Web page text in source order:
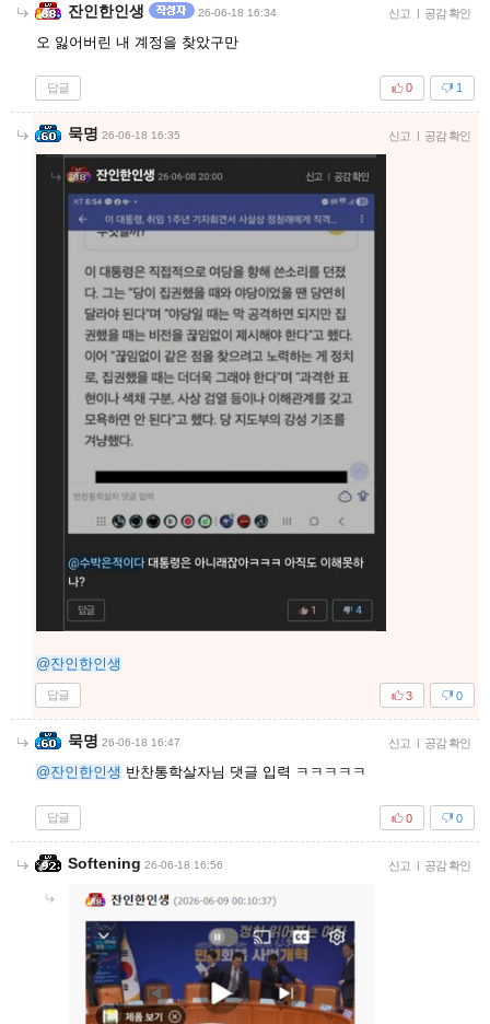
잔인한인생 26-06-18 16:34 신고 | 공감 확인
오 잃어버린 내 계정을 찾았구만
답글 1
0
묵명 26-06-18 16:35 신고 | 공감 확인
@잔인한인생
답글 0
3
묵명 26-06-18 16:47 신고 | 공감 확인
@잔인한인생 반찬통학살자님 댓글 입력 ㅋㅋㅋㅋㅋ
답글 0
0
Softening 26-06-18 16:56 신고 | 공감 확인